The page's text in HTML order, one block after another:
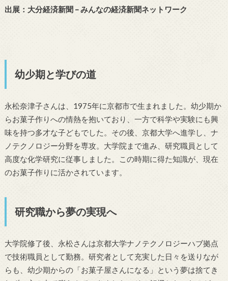
出展：大分経済新聞 – みんなの経済新聞ネットワーク
幼少期と学びの道
永松奈津子さんは、1975年に京都市で生まれました。幼少期か
らお菓子作りへの情熱を抱いており、一方で科学や実験にも興
味を持つ多才な子どもでした。その後、京都大学へ進学し、ナ
ノテクノロジー分野を専攻。大学院まで進み、研究職員として
高度な化学研究に従事しました。この時期に得た知識が、現在
のお菓子作りに活かされています。
研究職から夢の実現へ
大学院修了後、永松さんは京都大学ナノテクノロジーハブ拠点
で技術職員として勤務。研究者として充実した日々を送りなが
らも、幼少期からの「お菓子屋さんになる」という夢は捨てき